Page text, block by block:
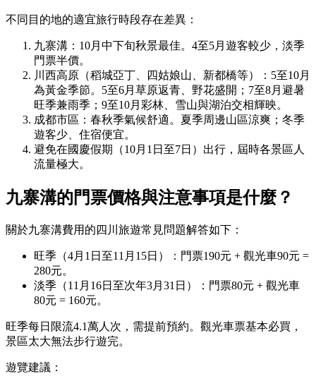
不同目的地的適宜旅行時段存在差異：
九寨溝：10月中下旬秋景最佳。4至5月遊客較少，淡季
門票半價。
川西高原（稻城亞丁、四姑娘山、新都橋等）：5至10月
為黃金季節。5至6月草原返青、野花盛開；7至8月避暑
旺季兼雨季；9至10月彩林、雪山與湖泊交相輝映。
成都市區：春秋季氣候舒適。夏季周邊山區涼爽；冬季
遊客少、住宿便宜。
避免在國慶假期（10月1日至7日）出行，屆時各景區人
流量極大。
九寨溝的門票價格與注意事項是什麼？
關於九寨溝費用的四川旅遊常見問題解答如下：
旺季（4月1日至11月15日）：門票190元 + 觀光車90元 =
280元。
淡季（11月16日至次年3月31日）：門票80元 + 觀光車
80元 = 160元。
旺季每日限流4.1萬人次，需提前預約。觀光車票基本必買，
景區太大無法步行遊完。
遊覽建議：